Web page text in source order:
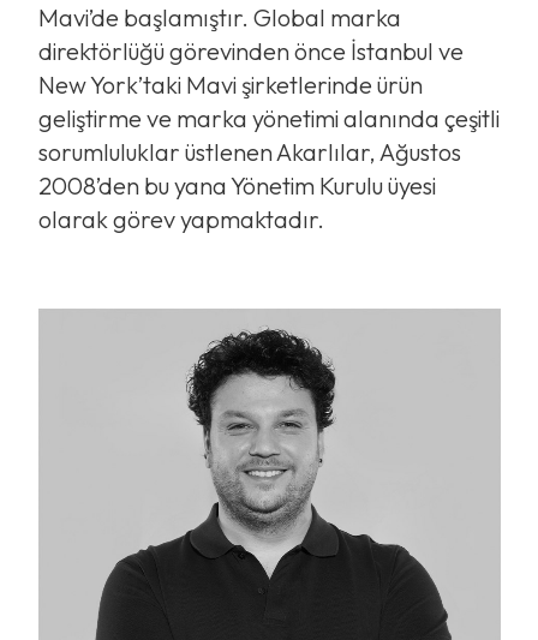
Mavi’de başlamıştır. Global marka
direktörlüğü görevinden önce İstanbul ve
New York’taki Mavi şirketlerinde ürün
geliştirme ve marka yönetimi alanında çeşitli
sorumluluklar üstlenen Akarlılar, Ağustos
2008’den bu yana Yönetim Kurulu üyesi
olarak görev yapmaktadır.